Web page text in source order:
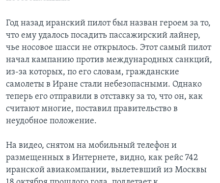
Год назад иранский пилот был назван героем за то,
что ему удалось посадить пассажирский лайнер,
чье носовое шасси не открылось. Этот самый пилот
начал кампанию против международных санкций,
из-за которых, по его словам, гражданские
самолеты в Иране стали небезопасными. Однако
теперь его отправили в отставку за то, что он, как
считают многие, поставил правительство в
неудобное положение.
На видео, снятом на мобильный телефон и
размещенных в Интернете, видно, как рейс 742
иранской авиакомпании, вылетевший из Москвы